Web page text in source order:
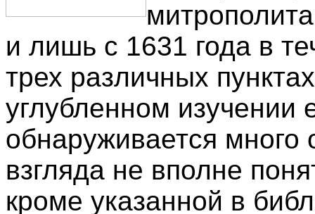
и лишь с 1631 года в
трех различных
углубленном изучении
обнаруживается много
взгляда не вполне
кроме указанной в